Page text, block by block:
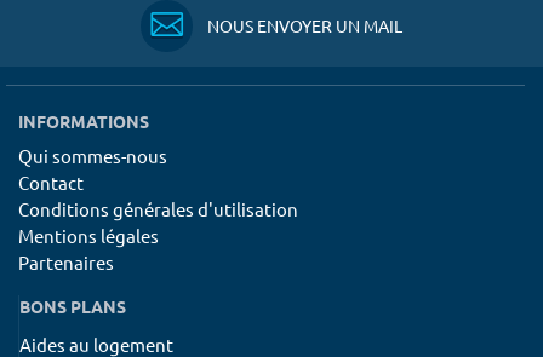
NOUS ENVOYER UN MAIL
INFORMATIONS
Qui sommes-nous
Contact
Conditions générales d'utilisation
Mentions légales
Partenaires
BONS PLANS
Aides au logement